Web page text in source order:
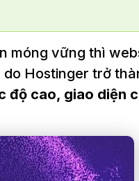
móng vững thì
do Hostinger trở
độ cao, giao diện